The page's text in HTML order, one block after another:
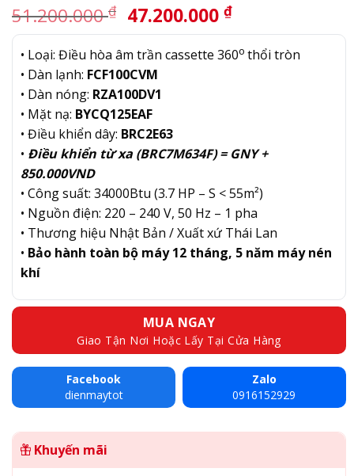
51.200.000₫ Giá
gốc
là:
51.200.000 ₫.
47.200.000 ₫Giá
hiện
tại
• Loại: Điều hòa âm trần cassette 360o thổi tròn
• Dàn lạnh: FCF100CVM
• Dàn nóng: RZA100DV1
• Mặt nạ: BYCQ125EAF
• Điều khiển dây: BRC2E63
• Điều khiển từ xa (BRC7M634F) = GNY +
850.000VND
• Công suất: 34000Btu (3.7 HP – S < 55m²)
• Nguồn điện: 220 – 240 V, 50 Hz – 1 pha
• Thương hiệu Nhật Bản / Xuất xứ Thái Lan
• Bảo hành toàn bộ máy 12 tháng, 5 năm máy nén
khí
MUA NGAY
Giao Tận Nơi Hoặc Lấy Tại Cửa Hàng
Facebook
dienmaytot
Zalo
0916152929
Khuyến mãi